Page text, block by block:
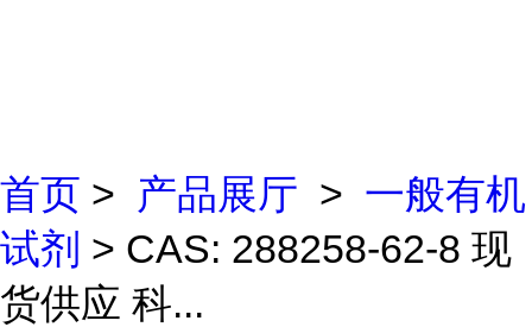
首页 > 产品展厅 > 一般有机
试剂 > CAS: 288258-62-8 现
货供应 科...